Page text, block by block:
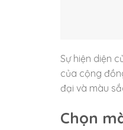
Sự hiện diện
của cộng
đại và màu
Chọn